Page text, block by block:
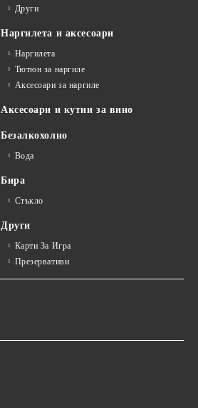
Други
Наргилета и аксесоари
Наргилета
Тютюн за наргиле
Аксесоари за наргиле
Аксесоари и кутии за вино
Безалкохолно
Вода
Бира
Стъкло
Други
Карти За Игра
Презервативи